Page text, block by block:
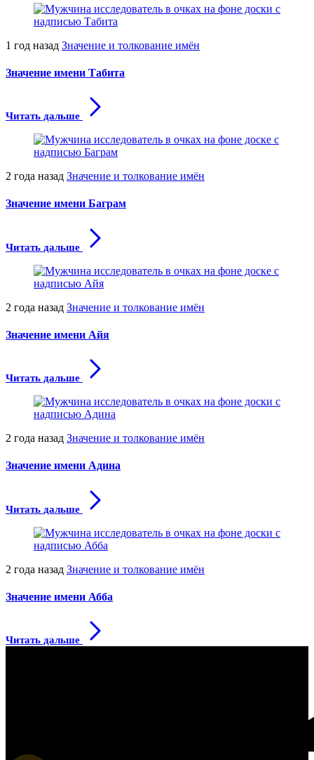
1 год назад Значение и толкование имён
Значение имени Табита
Читать дальше
2 года назад Значение и толкование имён
Значение имени Баграм
Читать дальше
2 года назад Значение и толкование имён
Значение имени Айя
Читать дальше
2 года назад Значение и толкование имён
Значение имени Адина
Читать дальше
2 года назад Значение и толкование имён
Значение имени Абба
Читать дальше